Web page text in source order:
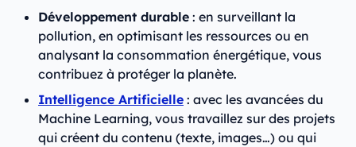
Développement durable : en surveillant la
pollution, en optimisant les ressources ou en
analysant la consommation énergétique, vous
contribuez à protéger la planète.
Intelligence Artificielle : avec les avancées du
Machine Learning, vous travaillez sur des projets
qui créent du contenu (texte, images…) ou qui